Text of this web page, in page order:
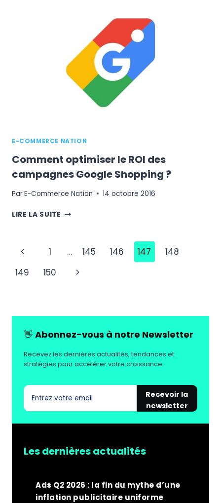
FORMATION
GRATUITE
TUTO.COM
E-COMMERCE NATION
Comment optimiser le ROI des
campagnes Google Shopping ?
ParE-Commerce Nation 14 octobre 2016
LIRE LA SUITE COMMENT
DES
GOOGLE
Navigation
de
Page
précédente
1 … 145 146 147
148
149
150
Page
👋 Abonnez-vous à notre Newsletter
Recevez les dernières actualités, tendances et
stratégies pour accélérer votre croissance.
Recevoir la
newsletter
Les dernières actualités
Ads Q2 2026 : la fin du mythe d’une
inflation publicitaire uniforme